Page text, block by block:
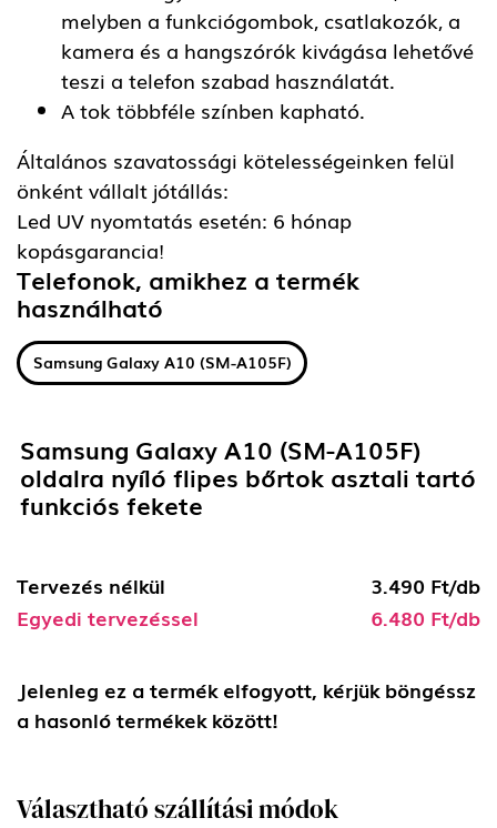
melyben a funkciógombok, csatlakozók, a
kamera és a hangszórók kivágása lehetővé
teszi a telefon szabad használatát.
A tok többféle színben kapható.
Általános szavatossági kötelességeinken felül
önként vállalt jótállás:
Led UV nyomtatás esetén: 6 hónap
kopásgarancia!
Telefonok, amikhez a termék
használható
Samsung Galaxy A10 (SM-A105F)
Samsung Galaxy A10 (SM-A105F)
oldalra nyíló flipes bőrtok asztali tartó
funkciós fekete
Tervezés nélkül
3.490 Ft/db
Egyedi tervezéssel
6.480 Ft/db
Jelenleg ez a termék elfogyott, kérjük böngéssz
a hasonló termékek között!
Választható szállítási módok